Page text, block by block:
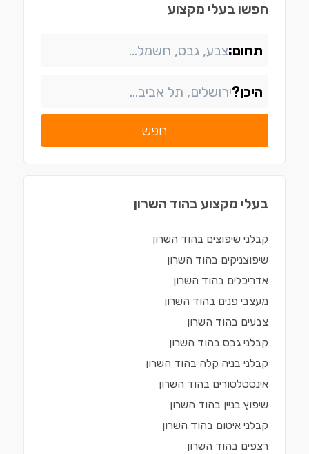
חפשו בעלי מקצוע
תחום:
היכן?
חפש
בעלי מקצוע בהוד השרון
קבלני שיפוצים בהוד השרון
שיפוצניקים בהוד השרון
אדריכלים בהוד השרון
מעצבי פנים בהוד השרון
צבעים בהוד השרון
קבלני גבס בהוד השרון
קבלני בניה קלה בהוד השרון
אינסטלטורים בהוד השרון
שיפוץ בניין בהוד השרון
קבלני איטום בהוד השרון
רצפים בהוד השרון